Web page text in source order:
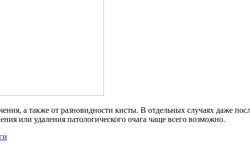
а также от разновидности кисты. В отдельных случаях даже
или удаления патологического очага чаще всего возможно.